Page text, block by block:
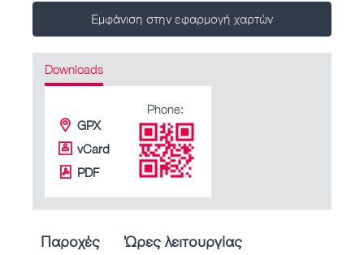
Εμφάνιση στην εφαρμογή χαρτών
Downloads
GPX
vCard
PDF
Phone:
Παροχές Ώρες λειτουργίας